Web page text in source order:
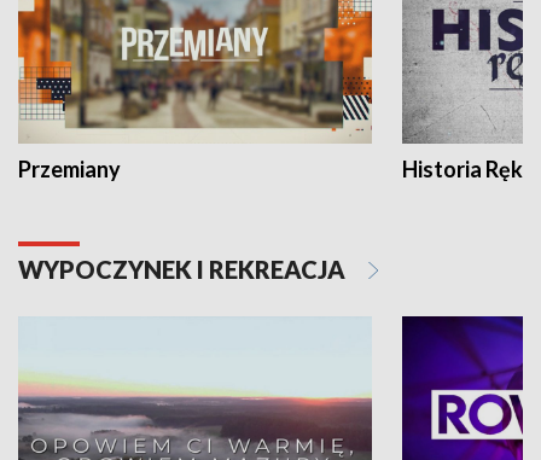
Przemiany Historia Ręką
WYPOCZYNEK I REKREACJA